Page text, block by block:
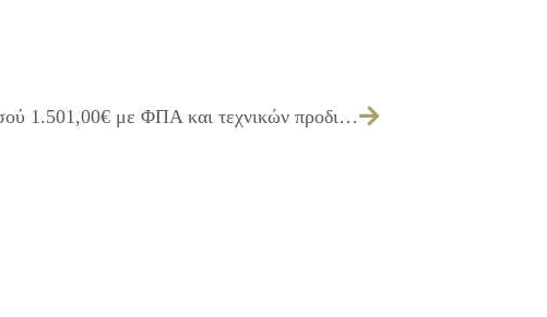
Έγκριση πίστωσης, διάθεση ποσού 1.501,00€ με ΦΠΑ και τεχνικών προδιαγραφών, για την προμήθεια μελανιών και τόνερ εκτυπωτών για τις ανάγκες των υπηρεσιών του ΔΗ.ΚΕ.Π.Α. Ιλίου